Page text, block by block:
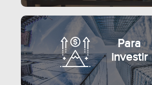
Para
investir